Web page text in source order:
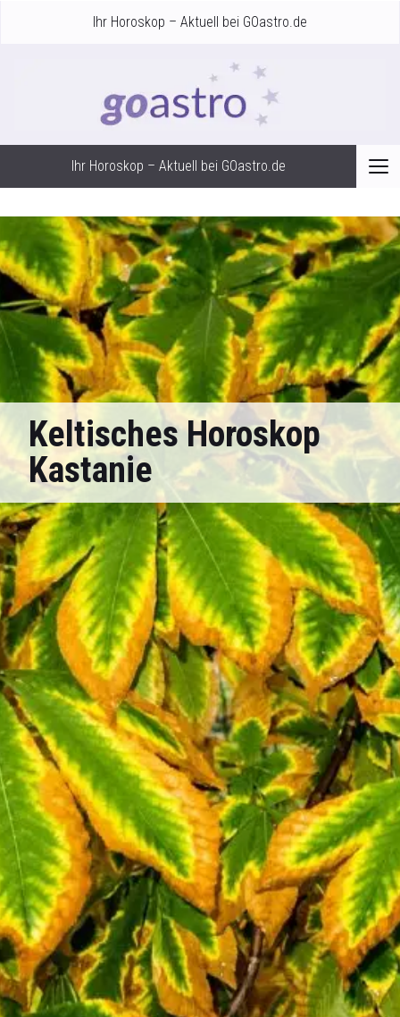
Ihr Horoskop – Aktuell bei GOastro.de
Ihr Horoskop – Aktuell bei GOastro.de
Keltisches Horoskop
Kastanie
Die Kastanie (15.5. – 24.5. und 12.11. – 21.11.) ist im
keltischen Baumhoroskopein Symbol für Redlichkeit und
Aufrichtigkeit, die zentrale Werte im Leben aller Kastanie-
Geborenen darstellen. Diese Leute versuchen, ihr Umfeld
von ihren Ansichten zu überzeugen, statt sie einfach nur zu
überreden. Gleichzeitig fungieren sie als soziales Gewissen
und leisten in unserer gewinnorientierten Welt einen
wertvollen Beitrag für eine gerechte Gesellschaft.
Kastanie-Menschen brauchen als Kinder zwar viel
Unterstützung, entwickeln daraus aber einen starken Sinn
für Gerechtigkeit und eine ausgeprägte Hilfsbereitschaft.
Um ihren Mitmenschen zur Seite zu stehen, können sie
enorme Kräfte entwickeln. Dabei geht es ihnen weder um
Anerkennung noch um Ruhm, sondern ausschließlich um
Menschlichkeit und Nächstenliebe. Für das Wohl der
Allgemeinheit bringen sie nicht nur sehr viel Energie auf,
sondern auch eine jede Menge Flexibilität und
Einfallsreichtum, sodass sie selbst mit geringen
Hilfsmitteln Großes vollbringen und selbst die ehrgeizigsten
Ziele erreichen.
Natürlich sind auch diese selbstlosen Menschen nicht
perfekt. Zu ihren weniger guten Eigenschaften gehören
Starrsinn und Unnachgiebigkeit. Sie wollen ihre Vorhaben
unter allen Umständen in die Tat umsetzen und neigen